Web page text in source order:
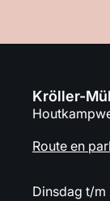
Kröller-
Route en
Dinsdag t/